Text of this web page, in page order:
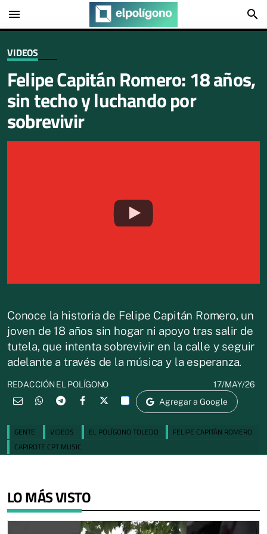
menu search
VIDEOS
Felipe Capitán Romero: 18 años,
sin techo y luchando por
sobrevivir
Conoce la historia de Felipe Capitán Romero, un
joven de 18 años sin hogar ni apoyo tras salir de
tutela, que intenta sobrevivir en la calle y seguir
adelante a través de la música y la esperanza.
REDACCIÓN EL POLÍGONO
17/MAY/26
Agregar a Google
GENTE VIDEOS EL POLÍGONO TOLEDO
FELIPE CAPITÁN ROMERO
CAPIROTE CPT MUSIC
LO MÁS VISTO